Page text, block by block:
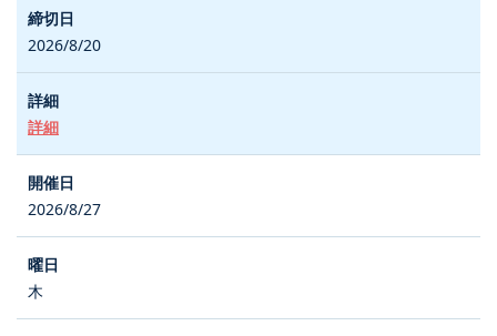
2026/8/20
詳細
2026/8/27
木